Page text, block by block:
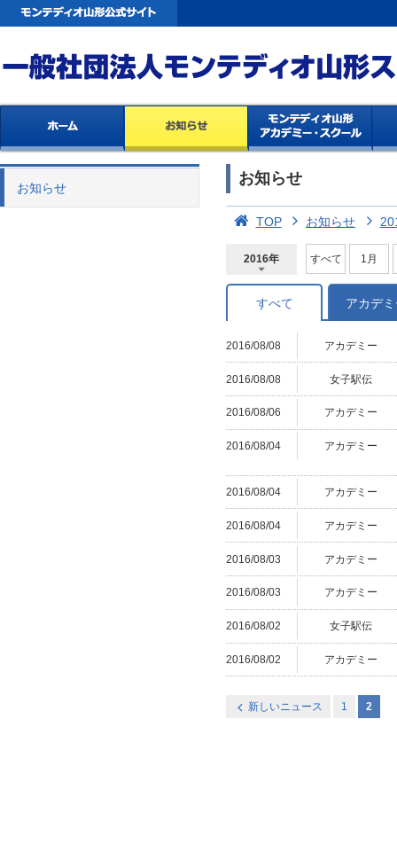
お知らせ
お知らせ
TOP お知らせ
2016年
2026年
2025年
2024年
2023年
2022年
2021年
2020年
2019年
2018年
2017年
2016年
2015年
2014年
すべて 1月
すべて アカデ
2016/08/08 アカデミー
2016/08/08 女子駅伝
2016/08/06 アカデミー
2016/08/04 アカデミー
2016/08/04 アカデミー
2016/08/04 アカデミー
2016/08/03 アカデミー
2016/08/03 アカデミー
2016/08/02 女子駅伝
2016/08/02 アカデミー
新しいニュース 1 2